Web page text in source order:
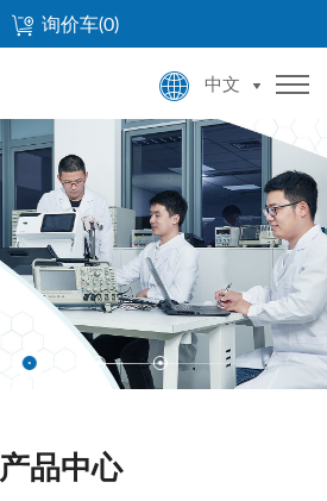
询价车(0)
中文
产品中心